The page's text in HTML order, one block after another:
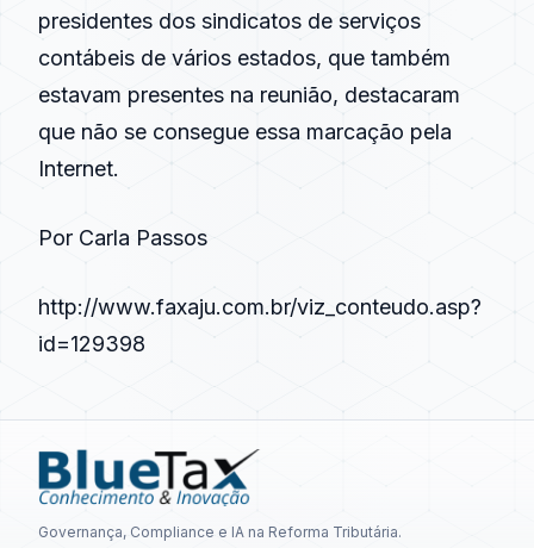
presidentes dos sindicatos de serviços
contábeis de vários estados, que também
estavam presentes na reunião, destacaram
que não se consegue essa marcação pela
Internet.
Por Carla Passos
http://www.faxaju.com.br/viz_conteudo.asp?
id=129398
Governança, Compliance e IA na Reforma Tributária.